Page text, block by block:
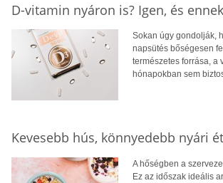
D-vitamin nyáron is? Igen, és
Sokan úgy gondolják,
napsütés bőségesen
természetes forrása, a
hónapokban sem
Kevesebb hús, könnyedebb nyári
A hőségben a
Ez az időszak ideális